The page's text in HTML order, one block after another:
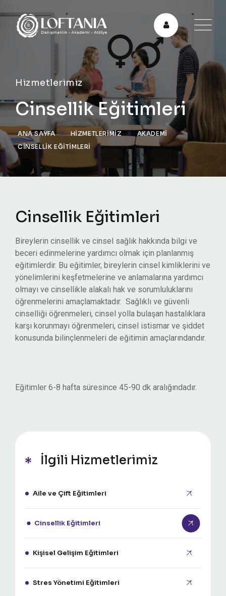
Hizmetlerimiz
Cinsellik Eğitimleri
ANA SAYFA HIZMETLERIMIZ
AKADEMİ
CINSELLIK EĞITIMLERI
Cinsellik Eğitimleri
Bireylerin cinsellik ve cinsel sağlık hakkında bilgi ve
beceri edinmelerine yardımcı olmak için planlanmış
eğitimlerdir. Bu eğitimler, bireylerin cinsel kimliklerini ve
yönelimlerini keşfetmelerine ve anlamalarına yardımcı
olmayı ve cinsellikle alakalı hak ve sorumluluklarını
öğrenmelerini amaçlamaktadır. Sağlıklı ve güvenli
cinselliği öğrenmeleri, cinsel yolla bulaşan hastalıklara
karşı korunmayı öğrenmeleri, cinsel istismar ve şiddet
konusunda bilinçlenmeleri de eğitimin amaçlarındandır.
Eğitimler 6-8 hafta süresince 45-90 dk aralığındadır.
İlgili Hizmetlerimiz
Aile ve Çift Eğitimleri
Cinsellik Eğitimleri
Kişisel Gelişim Eğitimleri
Stres Yönetimi Eğitimleri